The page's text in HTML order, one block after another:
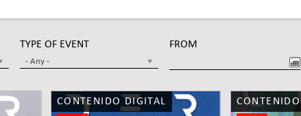
TYPE OF EVENT
- Any -
FROM
CONTENIDO DIGITAL